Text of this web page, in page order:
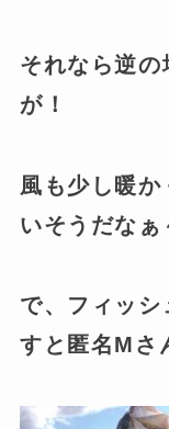
それなら逆
が！
風も少し暖
いそうだなぁ
で、フィッ
すと匿名Mさ